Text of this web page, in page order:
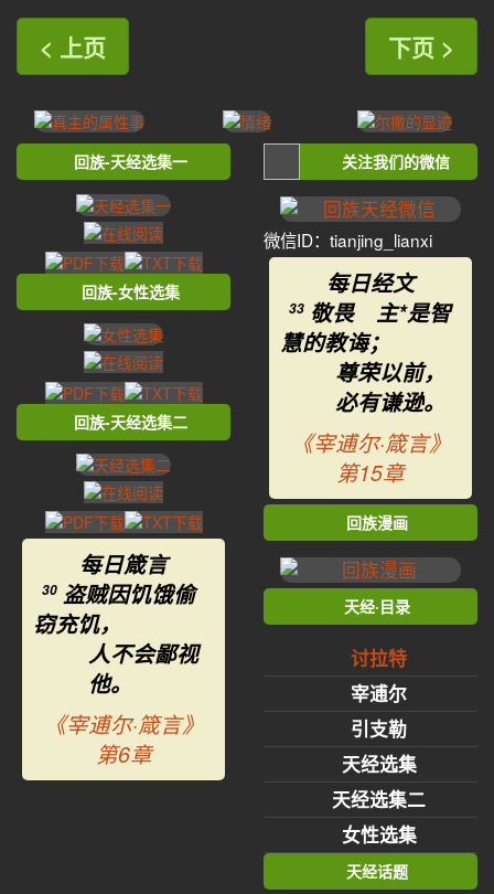
< 上页 下页 >
回族-天经选集一
回族-女性选集
回族-天经选集二
每日箴言
30 盗贼因饥饿偷
窃充饥，
人不会鄙视
他。
《宰逋尔·箴言》
第6章
关注我们的微信
微信ID：tianjing_lianxi
每日经文
33 敬畏 主*是智
慧的教诲；
尊荣以前，
必有谦逊。
《宰逋尔·箴言》
第15章
回族漫画
天经·目录
讨拉特
宰逋尔
引支勒
天经选集
天经选集二
女性选集
天经话题